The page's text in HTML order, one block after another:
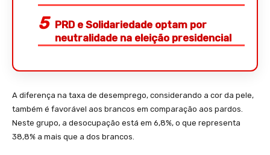
PRD e Solidariedade optam por
neutralidade na eleição presidencial
A diferença na taxa de desemprego, considerando a cor da pele,
também é favorável aos brancos em comparação aos pardos.
Neste grupo, a desocupação está em 6,8%, o que representa
38,8% a mais que a dos brancos.